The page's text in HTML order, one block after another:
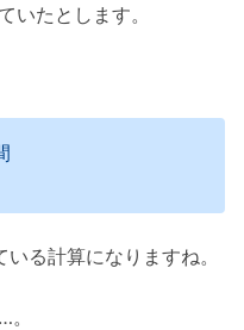
いたとします。
る計算になりますね。